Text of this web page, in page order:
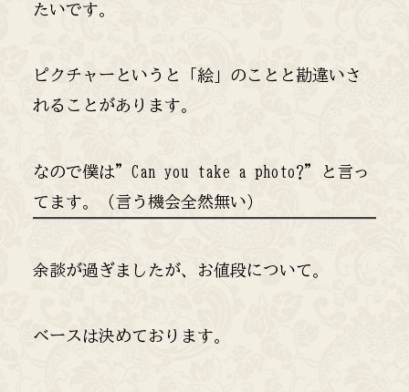
たいです。
ピクチャーというと「絵」のことと勘違いさ
れることがあります。
なので僕は”Can you take a photo?”と言っ
てます。（言う機会全然無い）
余談が過ぎましたが、お値段について。
ベースは決めております。